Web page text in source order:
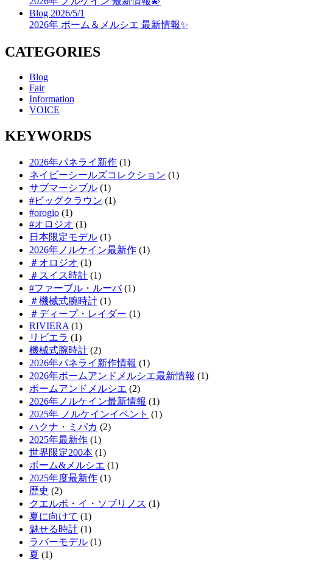
Blog 2026/5/1
2026年 ボーム＆メルシエ 最新情報✨
CATEGORIES
Blog
Fair
Information
VOICE
KEYWORDS
2026年パネライ新作 (1)
ネイビーシールズコレクション (1)
サブマーシブル (1)
#ビッグクラウン (1)
#orogio (1)
#オロジオ (1)
日本限定モデル (1)
2026年ノルケイン最新作 (1)
＃オロジオ (1)
＃スイス時計 (1)
#ファーブル・ルーバ(1)
＃機械式腕時計 (1)
＃ディープ・レイダー (1)
RIVIERA (1)
リビエラ (1)
機械式腕時計 (2)
2026年パネライ新作情報 (1)
2026年ボームアンドメルシエ最新情報 (1)
ボームアンドメルシエ (2)
2026年ノルケイン最新情報 (1)
2025年 ノルケインイベント (1)
ハクナ・ミパカ (2)
2025年最新作 (1)
世界限定200本 (1)
ボーム&メルシエ (1)
2025年度最新作 (1)
歴史 (2)
クエルボ・イ・ソブリノス (1)
夏に向けて (1)
魅せる時計 (1)
ラバーモデル (1)
夏 (1)